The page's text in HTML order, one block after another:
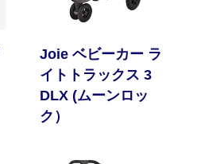
Joie ベビーカー ラ
イトトラックス 3
DLX (ムーンロッ
ク）